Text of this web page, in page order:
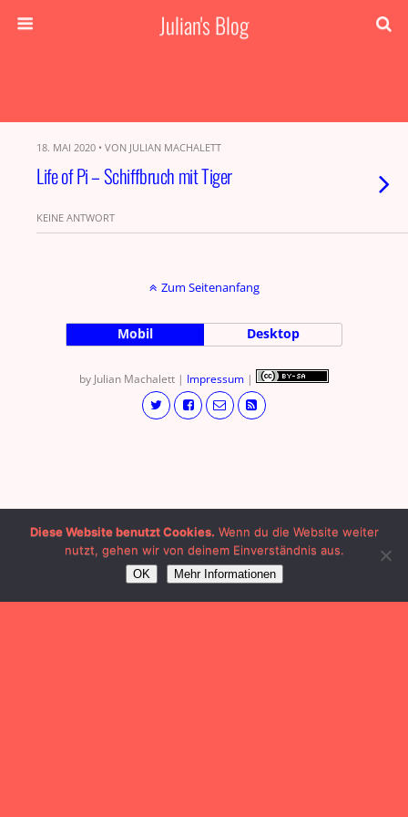
Julian's Blog
18. MAI 2020 • VON JULIAN MACHALETT
Life of Pi – Schiffbruch mit Tiger
KEINE ANTWORT
Zum Seitenanfang
Mobil Desktop
by Julian Machalett | Impressum |
Diese Website benutzt Cookies. Wenn du die Website weiter
nutzt, gehen wir von deinem Einverständnis aus.
OK Mehr Informationen